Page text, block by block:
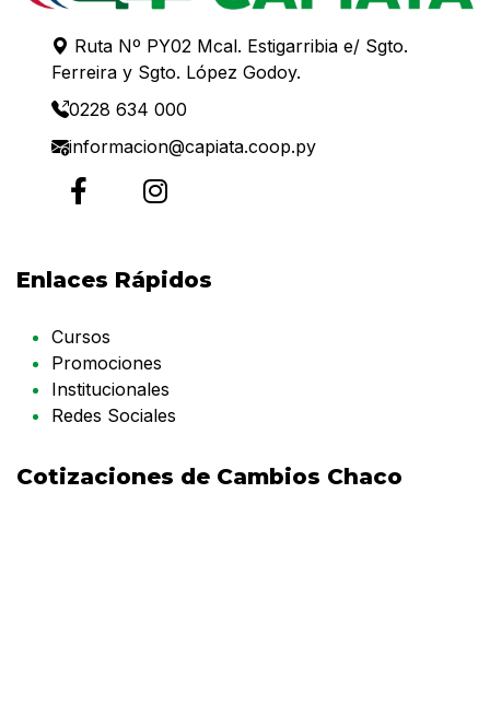
Ruta Nº PY02 Mcal. Estigarribia e/ Sgto.
Ferreira y Sgto. López Godoy.
0228 634 000
informacion@capiata.coop.py
Enlaces Rápidos
Cursos
Promociones
Institucionales
Redes Sociales
Cotizaciones de Cambios Chaco